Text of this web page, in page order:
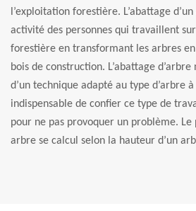
l’exploitation forestière. L’abattage
activité des personnes qui travaillent
forestière en transformant les arbres
bois de construction. L’abattage
d’un technique adapté au type d’arbre
indispensable de confier ce type de
pour ne pas provoquer un problème. Le
arbre se calcul selon la hauteur d’un